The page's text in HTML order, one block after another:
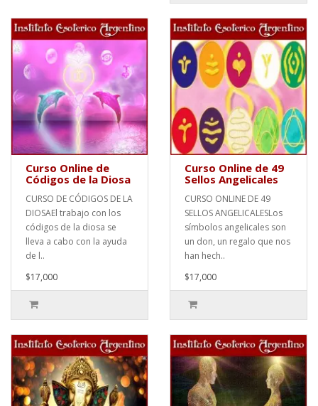
Curso Online de
Códigos de la Diosa
CURSO DE CÓDIGOS DE LA
DIOSAEl trabajo con los
códigos de la diosa se
lleva a cabo con la ayuda
de l..
$17,000
Curso Online de 49
Sellos Angelicales
CURSO ONLINE DE 49
SELLOS ANGELICALESLos
símbolos angelicales son
un don, un regalo que nos
han hech..
$17,000